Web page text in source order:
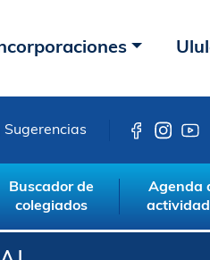
Sugerencias
Buscador de
colegiados
Agenda